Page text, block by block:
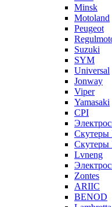
Minsk
Motoland
Peugeot
Suzuki
SYM
Universal
Jonway
Viper
Yamasaki
CPI
Скутеры
Скутеры
Lvneng
Zontes
ARIIC
BENOD